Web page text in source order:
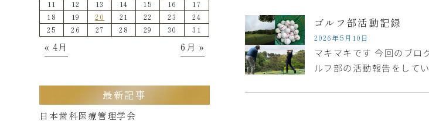
ゴルフ部活動記録
2026年5月10日
マキマキです 今回のブロ
ルフ部の活動報告をして
11
12 13 14 15 16
17
18
19 20 21 22 23
24
25
26 27 28 29 30 31
« 4月 6月 »
最新記事
日本歯科医療管理学会